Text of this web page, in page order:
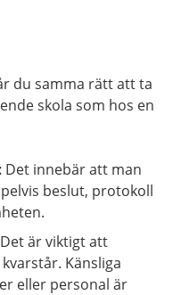
du samma rätt att ta
skola som hos en
Det innebär att man
beslut, protokoll
Det är viktigt att
Känsliga
eller personal är